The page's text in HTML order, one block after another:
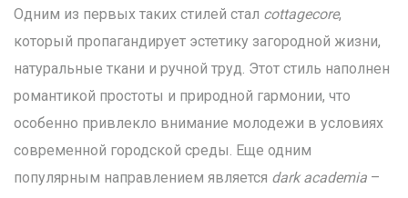
Одним из первых таких стилей стал cottagecore,
который пропагандирует эстетику загородной жизни,
натуральные ткани и ручной труд. Этот стиль наполнен
романтикой простоты и природной гармонии, что
особенно привлекло внимание молодежи в условиях
современной городской среды. Еще одним
популярным направлением является dark academia –